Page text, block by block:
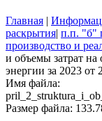
Главная |
раскрытия| п.п. "б"
производство и
и объемы затрат на
энергии за 2023 от
Имя файла:
Размер файла: